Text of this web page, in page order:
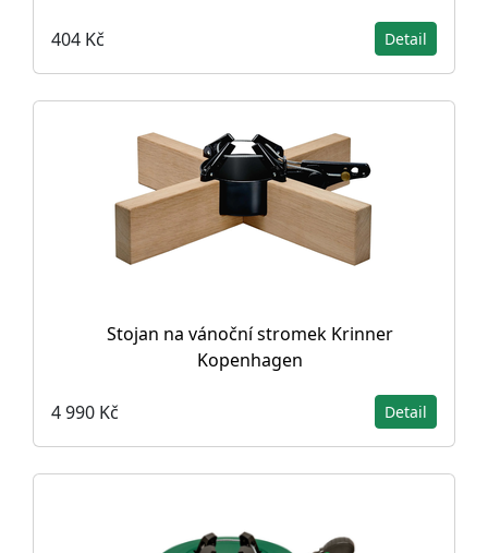
404 Kč Detail
Stojan na vánoční stromek Krinner
Kopenhagen
4 990 Kč Detail